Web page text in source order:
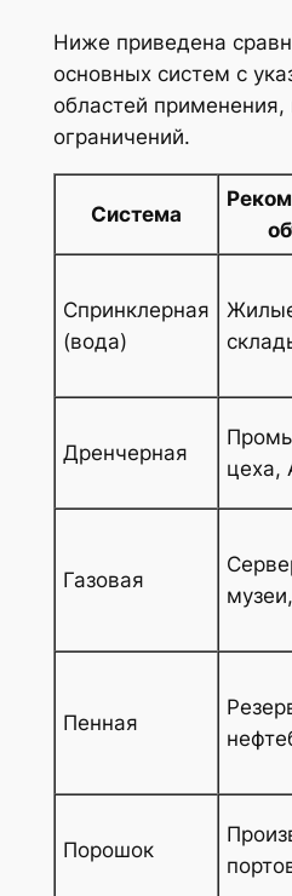
Ниже приведена
основных систем с
областей
ограничений.
Система
Спринклерная
(вода)
Дренчерная
цеха,
Газовая
Пенная
Порошок